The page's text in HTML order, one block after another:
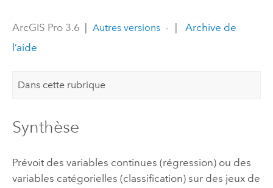
ArcGIS Pro 3.6 Autres versions
Archive de
l’aide
Dans cette rubrique
Synthèse
Prévoit des variables continues (régression) ou des
variables catégorielles (classification) sur des jeux de